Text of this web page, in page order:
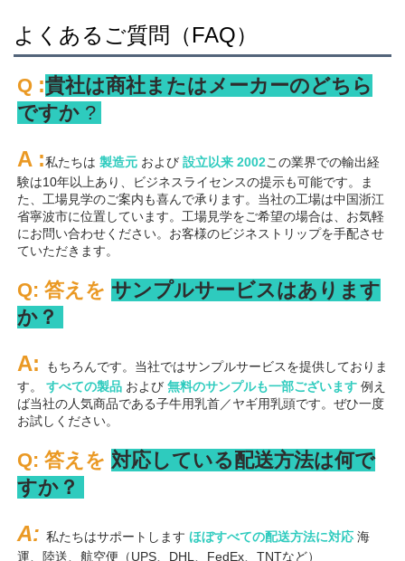
よくあるご質問（FAQ）
Q :貴社は商社またはメーカーのどちら
ですか ?
A :私たちは 製造元 および 設立以来 2002この業界での輸出経
験は10年以上あり、ビジネスライセンスの提示も可能です。ま
た、工場見学のご案内も喜んで承ります。当社の工場は中国浙江
省寧波市に位置しています。工場見学をご希望の場合は、お気軽
にお問い合わせください。お客様のビジネストリップを手配させ
ていただきます。
Q: 答えを サンプルサービスはあります
か？
A:
もちろんです。当社ではサンプルサービスを提供しておりま
す。 すべての製品 および 無料のサンプルも一部ございます 例え
ば当社の人気商品である子牛用乳首／ヤギ用乳頭です。ぜひ一度
お試しください。
Q: 答えを 対応している配送方法は何で
すか？
A: 私たちはサポートします ほぼすべての配送方法に対応 海
運、陸送、航空便（UPS、DHL、FedEx、TNTなど）